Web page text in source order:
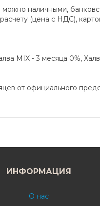
можно наличными,
(цена с НДС),
MIX - 3 месяца 0%,
от официального
ИНФОРМАЦИЯ
О нас